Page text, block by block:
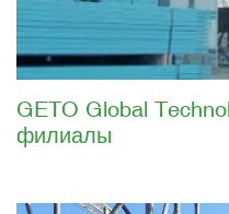
GETO Global
филиалы